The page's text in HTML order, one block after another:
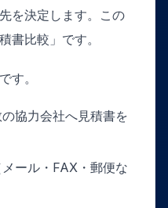
を決定します。この
書比較」です。
す。
協力会社へ見積書を
ール・FAX・郵便な